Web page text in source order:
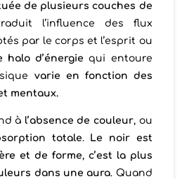
de plusieurs couches de
l’influence des flux
par le corps et l’esprit ou
halo d’énergie qui entoure
varie en fonction des
mentaux.
à l’absence de couleur, ou
totale.Le noir est
et de forme, c’est la plus
dans une aura. Quand